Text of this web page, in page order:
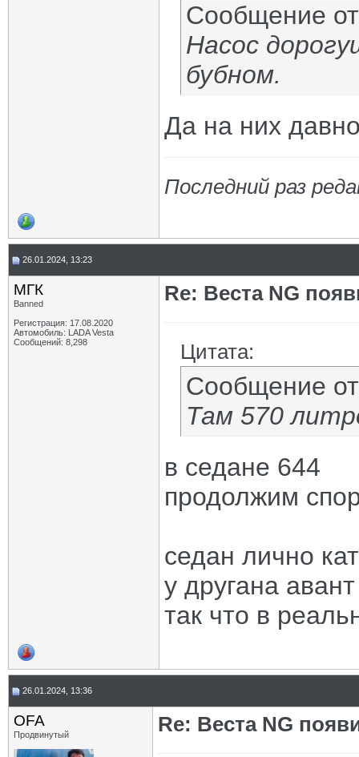
Сообщение
Насос
бубном.
Да на них
Последний раз
26.01.2024, 13:23
МГК
Banned
Регистрация: 17.08.2020
Автомобиль: LADA Vesta
Сообщений: 8,298
Re: Веста NG
Цитата:
Сообщение
Там 570
в седане 644
продолжим
седан лично
у другана
так что в
26.01.2024, 13:36
OFA
Продвинутый Re: Веста NG